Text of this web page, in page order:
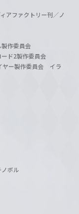
アファクトリー刊／ノ
作委員会
ド2製作委員会
ヤー製作委員会 イラ
ボル